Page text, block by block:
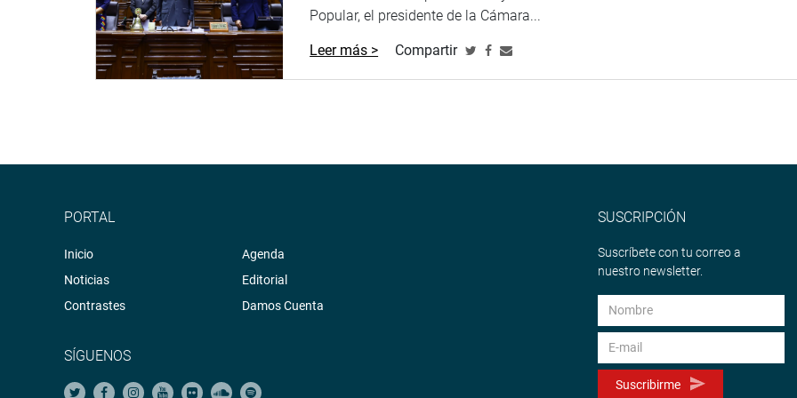
Popular, el presidente de la Cámara...
Leer más > Compartir
PORTAL
Inicio
Noticias
Contrastes
Agenda
Editorial
Damos Cuenta
SÍGUENOS
SUSCRIPCIÓN
Suscríbete con tu correo a
nuestro newsletter.
Suscribirme